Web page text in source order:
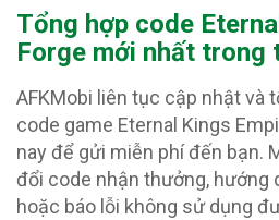
Tổng hợp code
Forge mới nhất trong
AFKMobi liên tục cập nhật và
code game Eternal Kings
nay để gửi miễn phí đến bạn.
đổi code nhận thưởng, hướng
hoặc báo lỗi không sử dụng